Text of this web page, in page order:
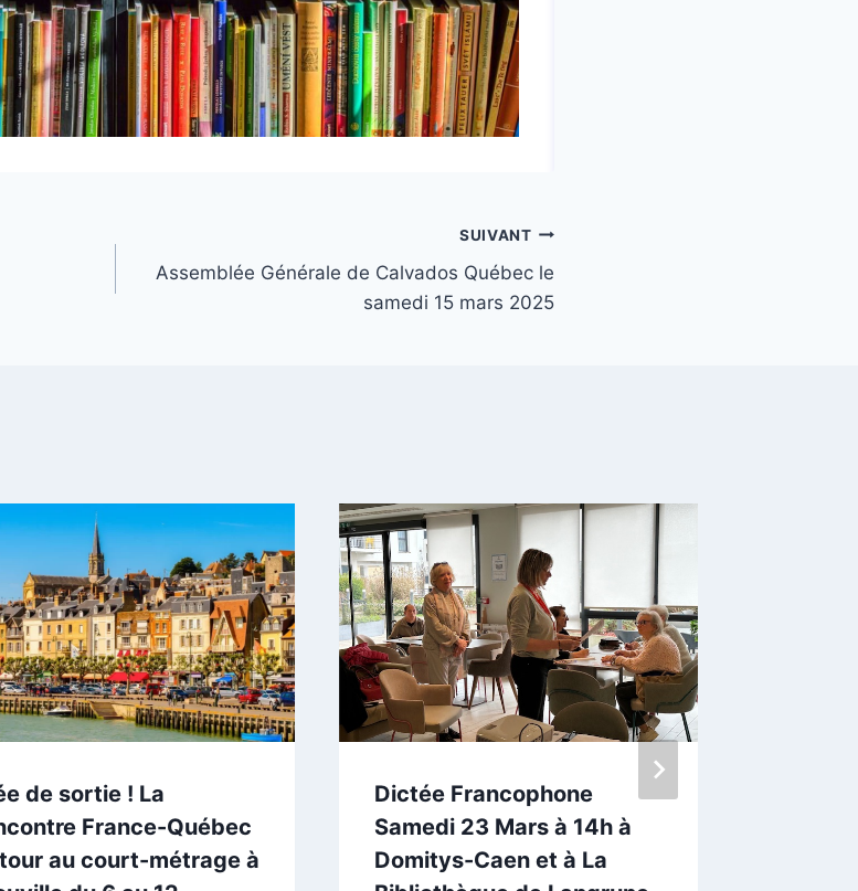
SUIVANT
Assemblée Générale de Calvados Québec le
samedi 15 mars 2025
de sortie ! La
France-Québec
au court-métrage à
Dictée Francophone
Samedi 23 Mars à 14h à
Domitys-Caen et à La